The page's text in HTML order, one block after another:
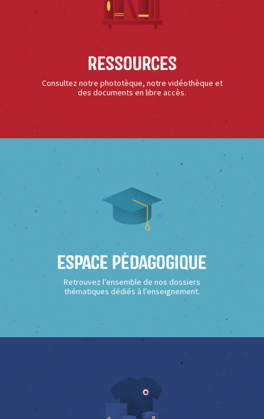
Ressources
Consultez notre phototèque, notre vidéothèque et
des documents en libre accès.
Espace Pédagogique
Retrouvez l’ensemble de nos dossiers
thématiques dédiés à l’enseignement.